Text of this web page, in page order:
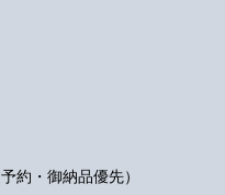
約・御納品優先）